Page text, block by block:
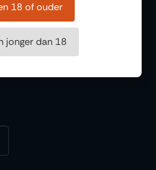
18 of ouder
jonger dan 18